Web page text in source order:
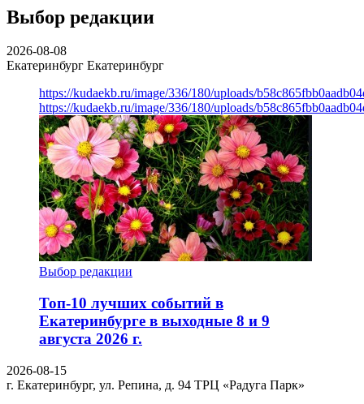
Выбор редакции
2026-08-08
Екатеринбург Екатеринбург
https://kudaekb.ru/image/336/180/uploads/
https://kudaekb.ru/image/336/180/uploads/
Выбор редакции
Топ-10 лучших событий в
Екатеринбурге в выходные 8 и 9
августа 2026 г.
2026-08-15
г. Екатеринбург, ул. Репина, д. 94 ТРЦ «Радуга Парк»